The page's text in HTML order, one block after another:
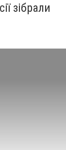
зібрали